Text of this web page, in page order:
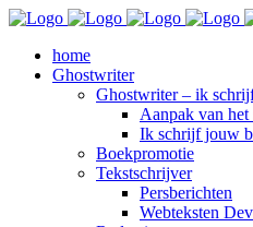
home
Ghostwriter
Ghostwriter – ik
Aanpak van
Ik schrijf jouw
Boekpromotie
Tekstschrijver
Persberichten
Webteksten